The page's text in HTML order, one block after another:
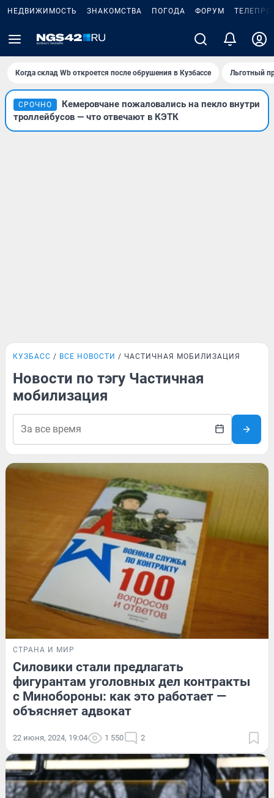
НЕДВИЖИМОСТЬ ЗНАКОМСТВА ПОГОДА ФОРУМ
Когда склад Wb откроется после обрушения в Кузбассе Льготный
СРОЧНО
Кемеровчане пожаловались на пекло внутри
троллейбусов — что отвечают в КЭТК
КУЗБАСС ВСЕ НОВОСТИ ЧАСТИЧНАЯ МОБИЛИЗАЦИЯ
Новости по тэгу Частичная
мобилизация
СТРАНА И МИР
Силовики стали предлагать
фигурантам уголовных дел контракты
с Минобороны: как это работает —
объясняет адвокат
22 июня, 2024, 19:04 1 550 2